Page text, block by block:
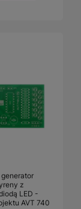
z
LED -
AVT 740